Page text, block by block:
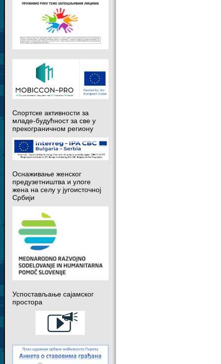
Спортске активности за
младе-будућност за све у
прекограничном региону
Оснаживање женског
предузетништва и улоге
жена на селу у југоисточној
Србији
Успостављање сајамског
простора